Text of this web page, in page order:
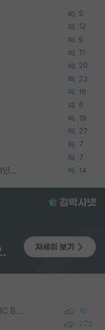
9
12
9
11
20
23
16
6
18
27
7
7
박사진학하기에 2억은 괜찮은 (?) 정도의 경제력인가요 14
Korea University 수학, 컴퓨터과학 이학사, UC Berkeley 산업공학 대학원 공학박사가 되는 것은 쉽지 않겠죠? 10
275